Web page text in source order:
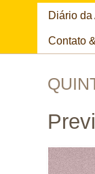
Diário da
Contato